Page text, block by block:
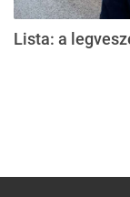
Lista: a